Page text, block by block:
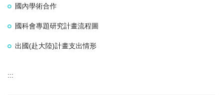
國內學術合作
國科會專題研究計畫流程圖
出國(赴大陸)計畫支出情形
:::